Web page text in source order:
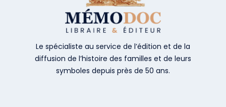
Le spécialiste au service de l’édition et de la
diffusion de l’histoire des familles et de leurs
symboles depuis près de 50 ans.